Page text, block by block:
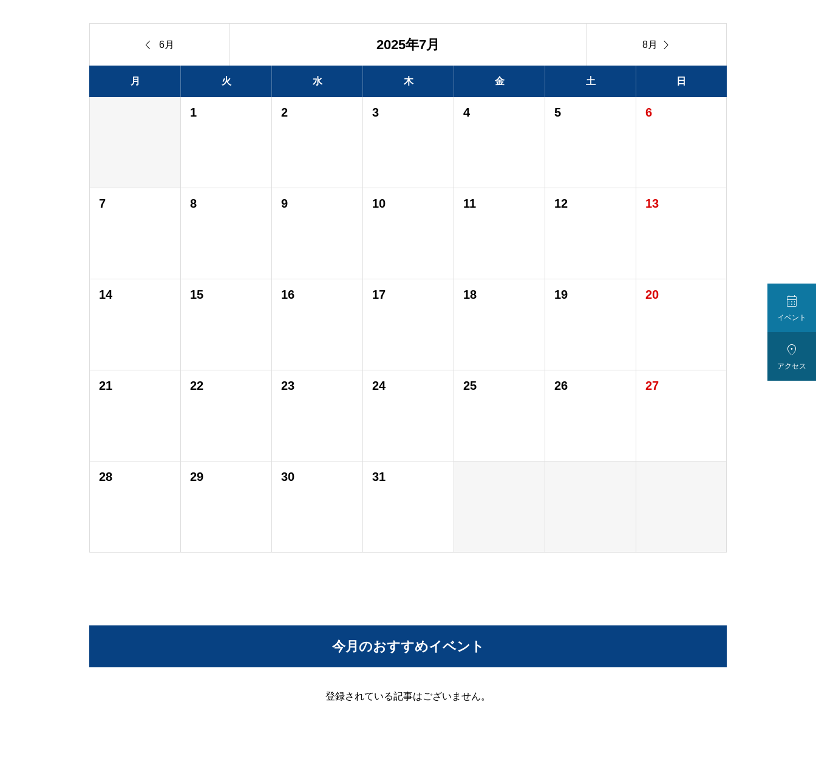
 6月 2025年7月 8月 
月 火 水 木 金 土 日
1 2 3 4 5 6
7 8 9 10 11 12 13
14 15 16 17 18 19 20
21 22 23 24 25 26 27
28 29 30 31
今月のおすすめイベント
登録されている記事はございません。

イベント

アクセス